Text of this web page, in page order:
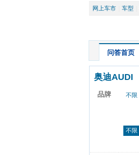
网上车市 车型
问答首页
奥迪AUDI
品牌 不限
不限